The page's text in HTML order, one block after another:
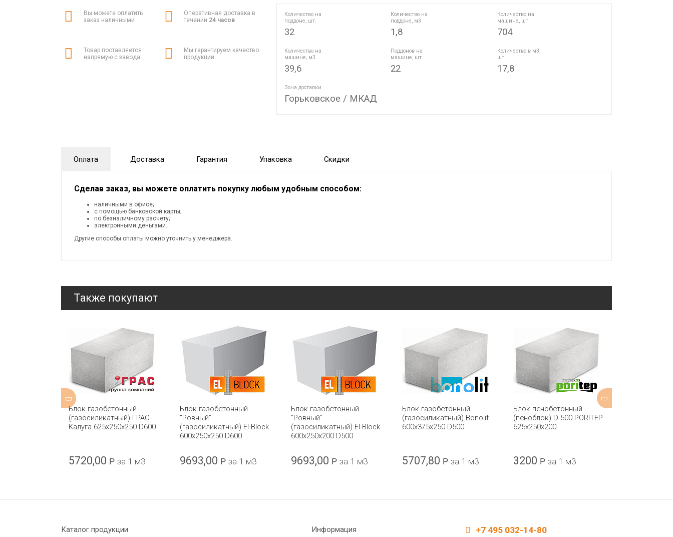
Вы можете оплатить
заказ наличными
Оперативная доставка в
течении 24 часов
Товар поставляется
напрямую с завода
Мы гарантируем качество
продукции
Количество на
поддоне, шт.
32
Количество на
поддоне, м3
1,8
Количество на
машине, шт.
704
Количество на
машине, м3
39,6
Поддонов на
машине, шт.
22
Количество в м3,
шт.
17,8
Зона доставки
Горьковское / МКАД
Оплата Доставка Гарантия Упаковка Скидки
Сделав заказ, вы можете оплатить покупку любым удобным способом:
наличными в офисе;
с помощью банковской карты;
по безналичному расчету;
электронными деньгами.
Другие способы оплаты можно уточнить у менеджера.
Также покупают
Блок газобетонный
(газосиликатный) ГРАС-
Калуга 625x250x250 D600
5720,00 Р за 1 м3
Блок газобетонный
"Ровный"
(газосиликатный) El-Block
600х250х250 D600
9693,00 Р за 1 м3
Блок газобетонный
"Ровный"
(газосиликатный) El-Block
600х250х200 D500
9693,00 Р за 1 м3
Блок газобетонный
(газосиликатный) Bonolit
600x375x250 D500
5707,80 Р за 1 м3
Блок пенобетонный
(пеноблок) D-500 PORITEP
625х250х200
3200 Р за 1 м3
Каталог продукции Информация +7 495 032-14-80